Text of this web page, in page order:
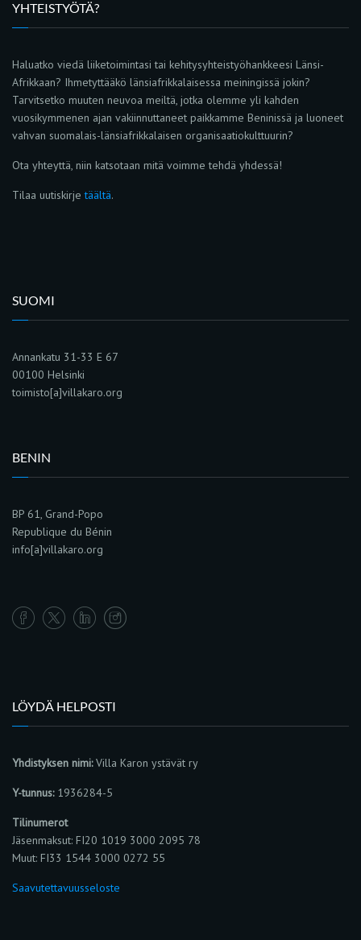
YHTEISTYÖTÄ?
Haluatko viedä liiketoimintasi tai kehitysyhteistyöhankkeesi Länsi-
Afrikkaan? Ihmetyttääkö länsiafrikkalaisessa meiningissä jokin?
Tarvitsetko muuten neuvoa meiltä, jotka olemme yli kahden
vuosikymmenen ajan vakiinnuttaneet paikkamme Beninissä ja luoneet
vahvan suomalais-länsiafrikkalaisen organisaatiokulttuurin?
Ota yhteyttä, niin katsotaan mitä voimme tehdä yhdessä!
Tilaa uutiskirjetäältä.
SUOMI
Annankatu 31-33 E 67
00100 Helsinki
toimisto[a]villakaro.org
BENIN
BP 61, Grand-Popo
Republique du Bénin
info[a]villakaro.org
LÖYDÄ HELPOSTI
Yhdistyksen nimi:Villa Karon ystävät ry
Y-tunnus:1936284-5
Tilinumerot
Jäsenmaksut: FI20 1019 3000 2095 78
Muut: FI33 1544 3000 0272 55
Saavutettavuusseloste